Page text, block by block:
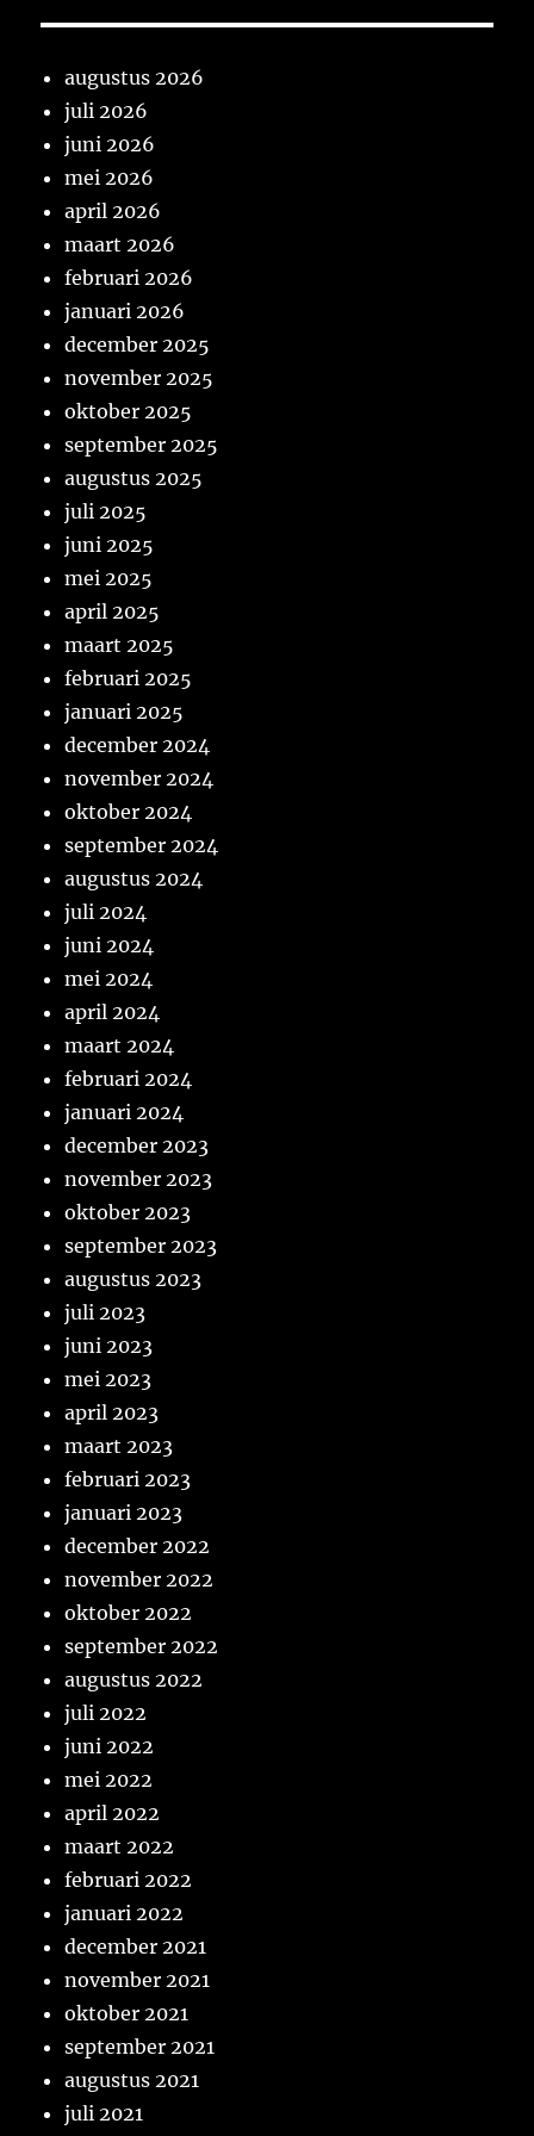
augustus 2026
juli 2026
juni 2026
mei 2026
april 2026
maart 2026
februari 2026
januari 2026
december 2025
november 2025
oktober 2025
september 2025
augustus 2025
juli 2025
juni 2025
mei 2025
april 2025
maart 2025
februari 2025
januari 2025
december 2024
november 2024
oktober 2024
september 2024
augustus 2024
juli 2024
juni 2024
mei 2024
april 2024
maart 2024
februari 2024
januari 2024
december 2023
november 2023
oktober 2023
september 2023
augustus 2023
juli 2023
juni 2023
mei 2023
april 2023
maart 2023
februari 2023
januari 2023
december 2022
november 2022
oktober 2022
september 2022
augustus 2022
juli 2022
juni 2022
mei 2022
april 2022
maart 2022
februari 2022
januari 2022
december 2021
november 2021
oktober 2021
september 2021
augustus 2021
juli 2021